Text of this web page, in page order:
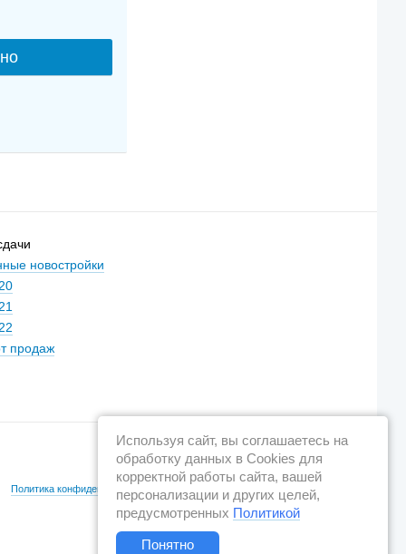
новостройки
продаж
Политика конфиденциальности Новостройки Санкт-Петербурга
Используя сайт, вы соглашаетесь на
обработку данных в Cookies для
корректной работы сайта, вашей
персонализации и других целей,
предусмотренных Политикой
Понятно